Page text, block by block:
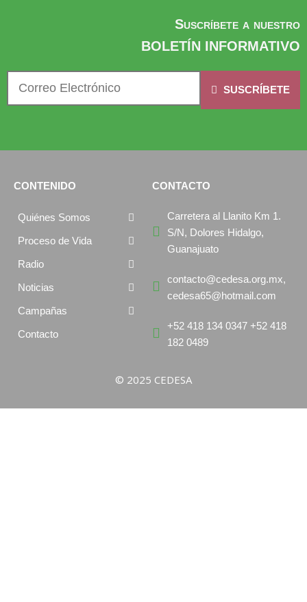
Suscríbete a nuestro
BOLETÍN INFORMATIVO
SUSCRÍBETE
CONTENIDO
Quiénes Somos
Proceso de Vida
Radio
Noticias
Campañas
Contacto
CONTACTO
Carretera al Llanito Km 1.
S/N, Dolores Hidalgo,
Guanajuato
contacto@cedesa.org.mx,
cedesa65@hotmail.com
+52 418 134 0347 +52 418
182 0489
© 2025 CEDESA